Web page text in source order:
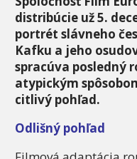
distribúcie už 5.
portrét slávneho
Kafku a jeho
spracúva posledný
atypickým
citlivý pohľad.
Odlišný pohľad